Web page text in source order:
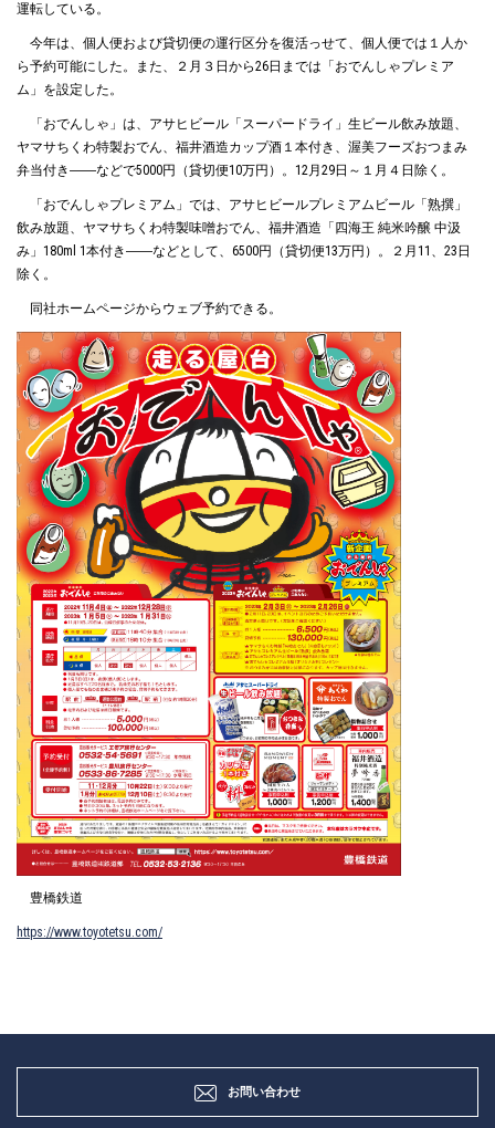
運転している。
今年は、個人便および貸切便の運行区分を復活っせて、個人便では１人か
ら予約可能にした。また、２月３日から26日までは「おでんしゃプレミア
ム」を設定した。
「おでんしゃ」は、アサヒビール「スーパードライ」生ビール飲み放題、
ヤマサちくわ特製おでん、福井酒造カップ酒１本付き、渥美フーズおつまみ
弁当付き――などで5000円（貸切便10万円）。12月29日～１月４日除く。
「おでんしゃプレミアム」では、アサヒビールプレミアムビール「熟撰」
飲み放題、ヤマサちくわ特製味噌おでん、福井酒造「四海王 純米吟醸 中汲
み」180ml 1本付き――などとして、6500円（貸切便13万円）。２月11、23日
除く。
同社ホームページからウェブ予約できる。
豊橋鉄道
https://www.toyotetsu.com/
お問い合わせ